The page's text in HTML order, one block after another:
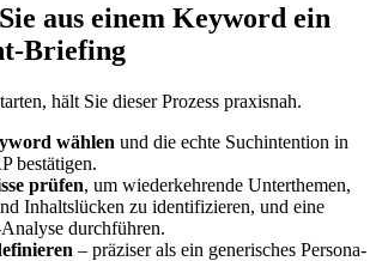
aus einem Keyword ein
Briefing
hält Sie dieser Prozess praxisnah.
wählen und die echte Suchintention in
bestätigen.
prüfen, um wiederkehrende Unterthemen,
Inhaltslücken zu identifizieren, und eine
durchführen.
– präziser als ein generisches Persona-